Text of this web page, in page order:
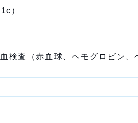
）
ヘモグロビン、ヘマ